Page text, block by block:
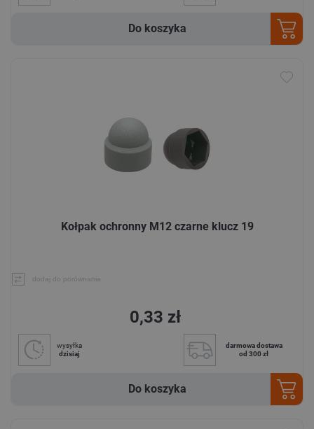
Do koszyka
Kołpak ochronny M12 czarne klucz 19
dodaj do porównania
0,33 zł
wysyłka
dzisiaj
darmowa dostawa
od 300 zł
Do koszyka